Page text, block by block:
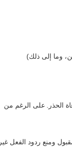
الحذر. على الرغم من
ومنع ردود الفعل غير